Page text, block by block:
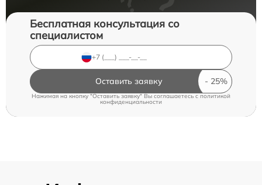
Бесплатная консультация со
специалистом
Оставить заявку
Нажимая на кнопку "Оставить заявку" Вы соглашаетесь cполитикой
конфиденциальности